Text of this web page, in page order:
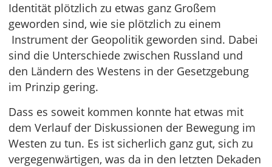
Identität plötzlich zu etwas ganz Großem
geworden sind, wie sie plötzlich zu einem
Instrument der Geopolitik geworden sind. Dabei
sind die Unterschiede zwischen Russland und
den Ländern des Westens in der Gesetzgebung
im Prinzip gering.
Dass es soweit kommen konnte hat etwas mit
dem Verlauf der Diskussionen der Bewegung im
Westen zu tun. Es ist sicherlich ganz gut, sich zu
vergegenwärtigen, was da in den letzten Dekaden